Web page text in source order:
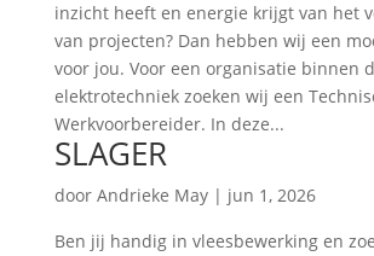
inzicht heeft en energie krijgt van het
van projecten? Dan hebben wij een
voor jou. Voor een organisatie binnen
elektrotechniek zoeken wij een
Werkvoorbereider. In deze...
SLAGER
door Andrieke May| jun 1, 2026
Ben jij handig in vleesbewerking en